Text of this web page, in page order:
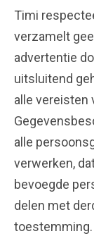
Timi
verzamelt
advertentie
uitsluitend
alle vereisten
alle
verwerken,
bevoegde
delen met
toestemming.